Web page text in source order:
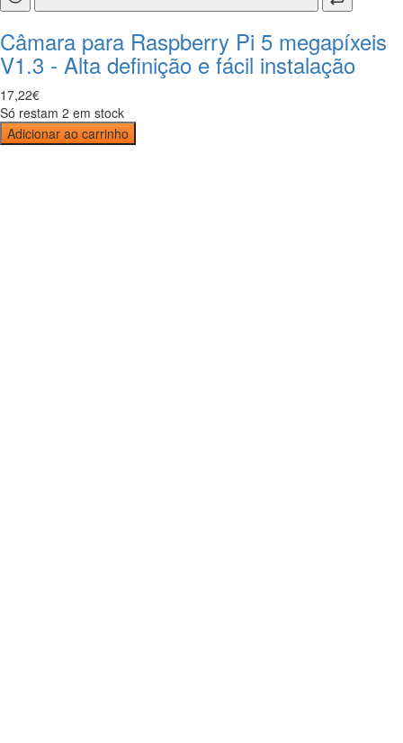
Câmara para Raspberry Pi 5 megapíxeis
V1.3 - Alta definição e fácil instalação
17,22€
Só restam 2 em stock
Adicionar ao carrinho